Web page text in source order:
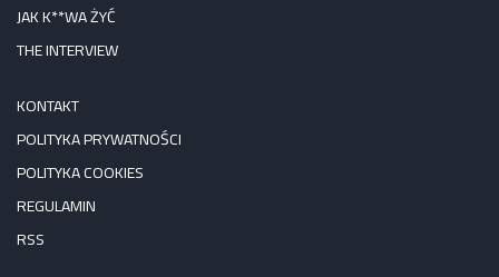
JAK K**WA ŻYĆ
THE INTERVIEW
KONTAKT
POLITYKA PRYWATNOŚCI
POLITYKA COOKIES
REGULAMIN
RSS